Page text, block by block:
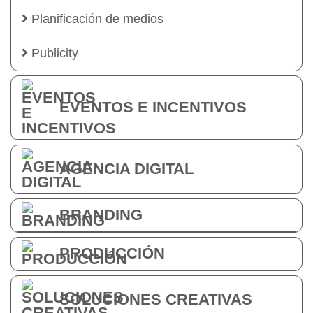
Planificación de medios
Publicity
EVENTOS E INCENTIVOS
AGENCIA DIGITAL
BRANDING
PRODUCCIÓN
SOLUCIONES CREATIVAS